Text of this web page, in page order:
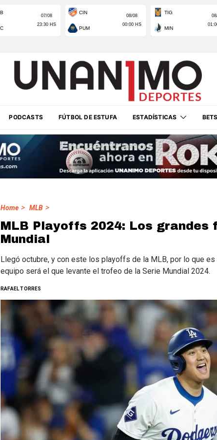
PODCASTS FÚTBOL DE ESTUFA ESTADÍSTICAS BETS
Home > MLB >
MLB Playoffs 2024: Los
Mundial
Llegó octubre, y con este los playoffs de la MLB, por lo que
equipo será el que levante el trofeo de la Serie Mundial 2024.
RAFAEL TORRES